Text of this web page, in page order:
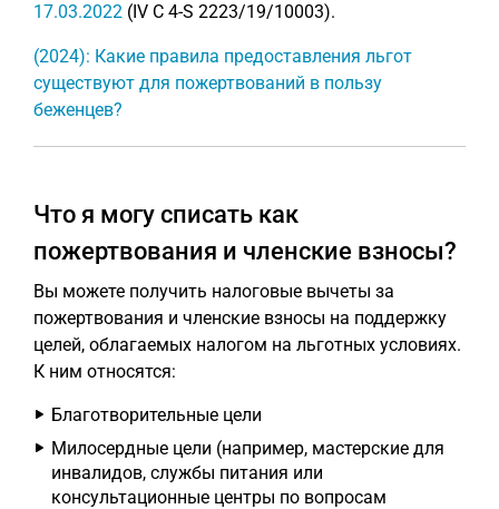
17.03.2022 (IV C 4-S 2223/19/10003).
(2024): Какие правила предоставления льгот
существуют для пожертвований в пользу
беженцев?
Что я могу списать как
пожертвования и членские взносы?
Вы можете получить налоговые вычеты за
пожертвования и членские взносы на поддержку
целей, облагаемых налогом на льготных условиях.
К ним относятся:
Благотворительные цели
Милосердные цели (например, мастерские для
инвалидов, службы питания или
консультационные центры по вопросам